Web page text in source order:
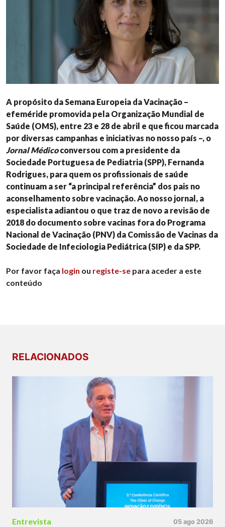
A propósito da Semana Europeia da Vacinação –
efeméride promovida pela Organização Mundial de
Saúde (OMS), entre 23 e 28 de abril e que ficou marcada
por diversas campanhas e iniciativas no nosso país –, o
Jornal Médicoconversou com a presidente da
Sociedade Portuguesa de Pediatria (SPP), Fernanda
Rodrigues, para quem os profissionais de saúde
continuam a ser “a principal referência” dos pais no
aconselhamento sobre vacinação. Ao nosso jornal, a
especialista adiantou o que traz de novo a revisão de
2018 do documento sobre vacinas fora do Programa
Nacional de Vacinação (PNV) da Comissão de Vacinas da
Sociedade de Infeciologia Pediátrica (SIP) e da SPP.
Por favor faça login ou registe-se para aceder a este
conteúdo
RELACIONADOS
Entrevista 05 ago 2026